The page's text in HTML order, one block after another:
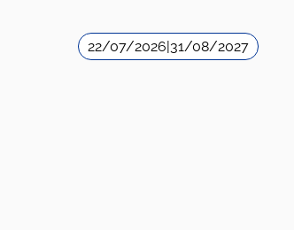
22/07/2026|31/08/2027